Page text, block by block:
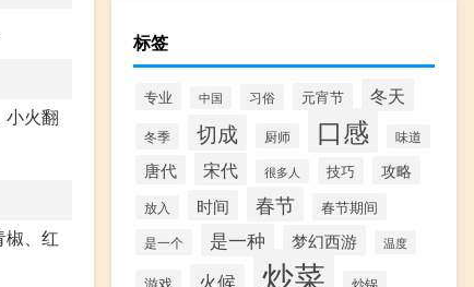
小火翻
椒、红
标签
专业 中国 习俗 元宵节 冬天
冬季 切成 厨师 口感 味道
唐代 宋代 很多人 技巧 攻略
放入 时间 春节 春节期间
是一个 是一种 梦幻西游 温度
游戏 火候 炒菜 炒锅